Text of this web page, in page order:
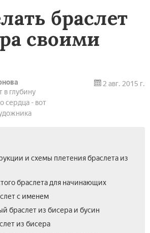
браслет
своими
в глубину
сердца - вот
2 авг. 2015 г.
и схемы плетения браслета из
браслета для начинающих
с именем
браслет из бисера и бусин
из бисера